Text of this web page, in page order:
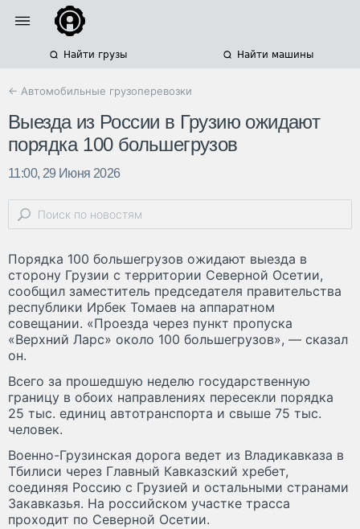
Найти грузы Найти машины
← Автомобильные грузоперевозки
Выезда из России в Грузию ожидают
порядка 100 большегрузов
11:00, 29 Июня 2026
Порядка 100 большегрузов ожидают выезда в
сторону Грузии с территории Северной Осетии,
сообщил заместитель председателя правительства
республики Ирбек Томаев на аппаратном
совещании. «Проезда через пункт пропуска
«Верхний Ларс» около 100 большегрузов», — сказал
он.
Всего за прошедшую неделю государственную
границу в обоих направлениях пересекли порядка
25 тыс. единиц автотранспорта и свыше 75 тыс.
человек.
Военно-Грузинская дорога ведет из Владикавказа в
Тбилиси через Главный Кавказский хребет,
соединяя Россию с Грузией и остальными странами
Закавказья. На российском участке трасса
проходит по Северной Осетии.